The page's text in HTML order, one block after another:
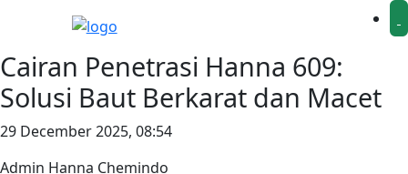
Cairan Penetrasi Hanna 609:
Solusi Baut Berkarat dan Macet
29 December 2025, 08:54
Admin Hanna Chemindo